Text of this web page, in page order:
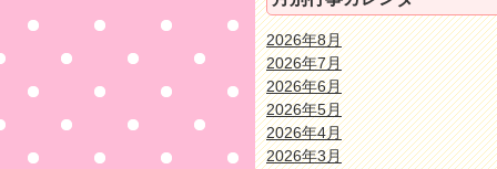
2026年8月
2026年7月
2026年6月
2026年5月
2026年4月
2026年3月